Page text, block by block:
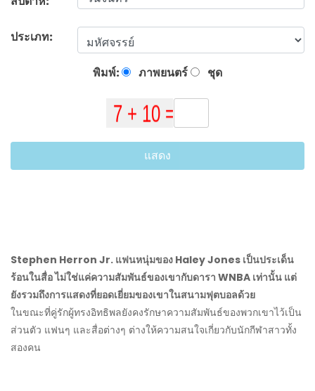
ประเภท:
พิมพ์: ภาพยนตร์ ชุด
แสดง
Stephen Herron Jr. แฟนหนุ่มของ Haley Jones เป็นประเด็น
ร้อนในสื่อ ไม่ใช่แค่ความสัมพันธ์ของเขากับดารา WNBA เท่านั้น แต่
ยังรวมถึงการแสดงที่ยอดเยี่ยมของเขาในสนามฟุตบอลด้วย
ในขณะที่คู่รักผู้ทรงอิทธิพลยังคงรักษาความสัมพันธ์ของพวกเขาไว้เป็น
ส่วนตัว แฟนๆ และสื่อต่างๆ ต่างให้ความสนใจเกี่ยวกับนักกีฬาสาวทั้ง
สองคน